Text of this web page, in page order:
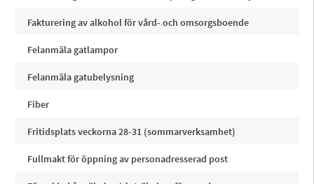
Fakturering av alkohol för vård- och omsorgsboende
Felanmäla gatlampor
Felanmäla gatubelysning
Fiber
Fritidsplats veckorna 28-31 (sommarverksamhet)
Fullmakt för öppning av personadresserad post